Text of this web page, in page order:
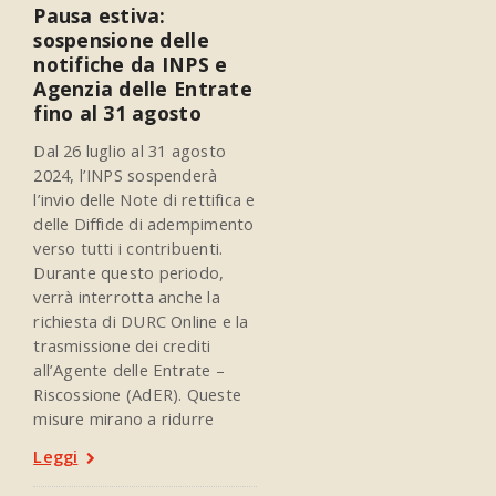
Pausa estiva:
sospensione delle
notifiche da INPS e
Agenzia delle Entrate
fino al 31 agosto
Dal 26 luglio al 31 agosto
2024, l’INPS sospenderà
l’invio delle Note di rettifica e
delle Diffide di adempimento
verso tutti i contribuenti.
Durante questo periodo,
verrà interrotta anche la
richiesta di DURC Online e la
trasmissione dei crediti
all’Agente delle Entrate –
Riscossione (AdER). Queste
misure mirano a ridurre
Leggi